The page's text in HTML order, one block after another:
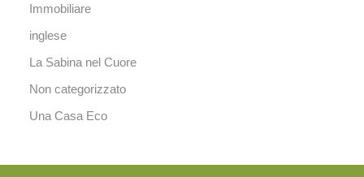
Immobiliare
inglese
La Sabina nel Cuore
Non categorizzato
Una Casa Eco